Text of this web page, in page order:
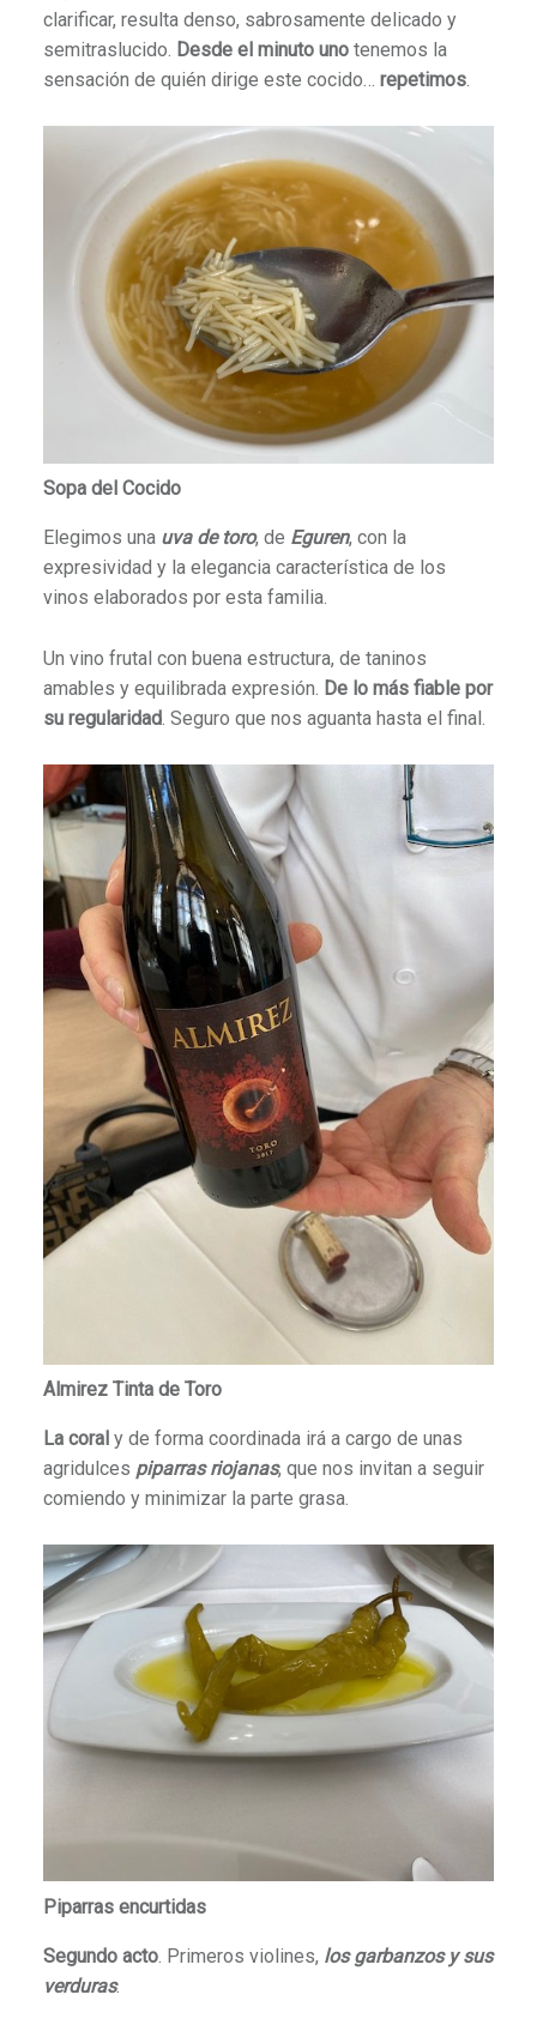
clarificar, resulta denso, sabrosamente delicado y
semitraslucido. Desde el minuto unotenemos la
sensación de quién dirige este cocido… repetimos.
Sopa del Cocido
Elegimos una uva de toro, de Eguren, con la
expresividad y la elegancia característica de los
vinos elaborados por esta familia.
Un vino frutal con buena estructura, de taninos
amables y equilibrada expresión. De lo más fiable por
su regularidad. Seguro que nos aguanta hasta el final.
Almirez Tinta de Toro
La coraly de forma coordinada irá a cargo de unas
agridulces piparras riojanas, que nos invitan a seguir
comiendo y minimizar la parte grasa.
Piparras encurtidas
Segundo acto. Primeros violines, los garbanzos y sus
verduras.